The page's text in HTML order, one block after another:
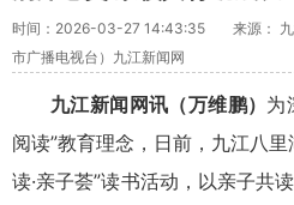
时间：2026-03-27 14:43:35
来源：
市广播电视台）九江新闻网
九江新闻网讯（万维鹏） 为
阅读”教育理念，日前，九江八
读·亲子荟”读书活动，以亲子共